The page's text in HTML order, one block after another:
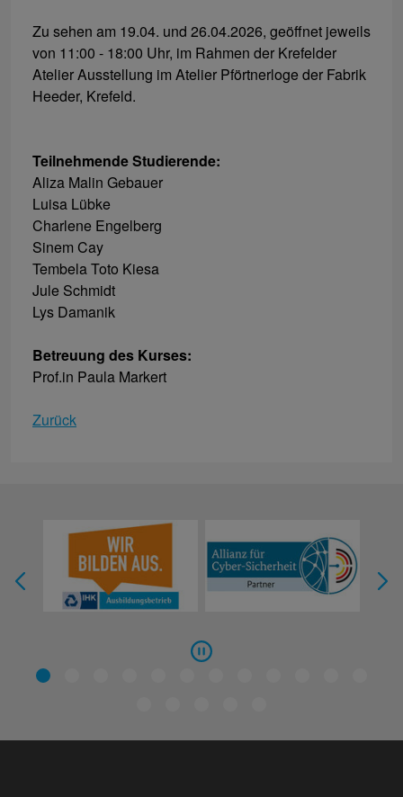
Zu sehen am 19.04. und 26.04.2026, geöffnet jeweils
von 11:00 - 18:00 Uhr, im Rahmen der Krefelder
Atelier Ausstellung im Atelier Pförtnerloge der Fabrik
Heeder, Krefeld.
Teilnehmende Studierende:
Aliza Malin Gebauer
Luisa Lübke
Charlene Engelberg
Sinem Cay
Tembela Toto Kiesa
Jule Schmidt
Lys Damanik
Betreuung des Kurses:
Prof.in Paula Markert
Zurück